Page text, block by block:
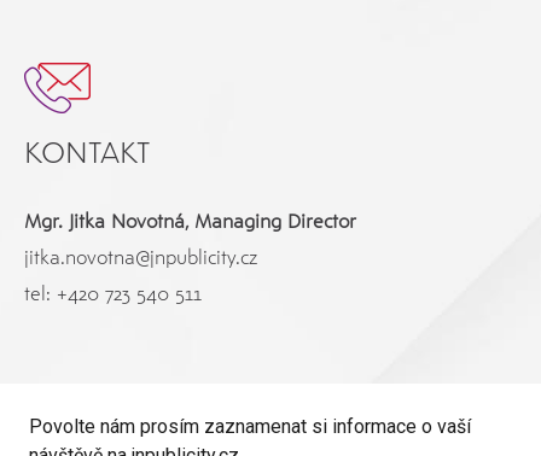
KONTAKT
Mgr. Jitka Novotná, Managing Director
jitka.novotna@jnpublicity.cz
tel: +420 723 540 511